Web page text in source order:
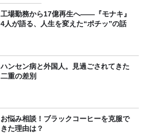
工場勤務から17億再生へ——『モナキ』
4人が語る、人生を変えた“ポチッ”の話
ハンセン病と外国人。見過ごされてきた
二重の差別
お悩み相談！ブラックコーヒーを克服で
きた理由は？